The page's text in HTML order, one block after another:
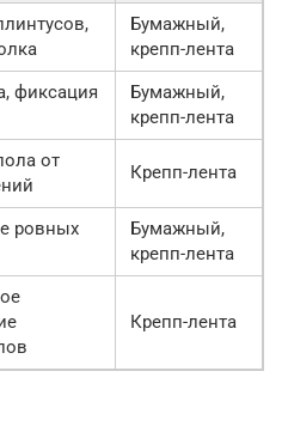
Бумажный,
крепп-лента
фиксация
Бумажный,
крепп-лента
от
Крепп-лента
ровных
Бумажный,
крепп-лента
Крепп-лента